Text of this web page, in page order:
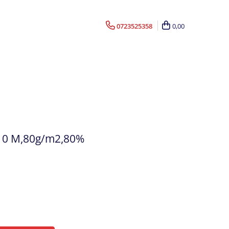
0723525358 0,00
M,80g/m2,80%